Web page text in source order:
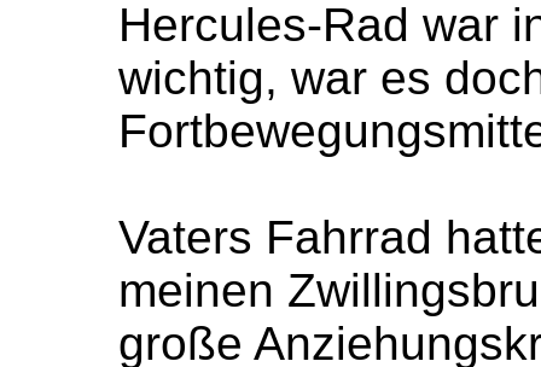
Hercules-Rad war
wichtig, war es
Vaters Fahrrad
meinen
große